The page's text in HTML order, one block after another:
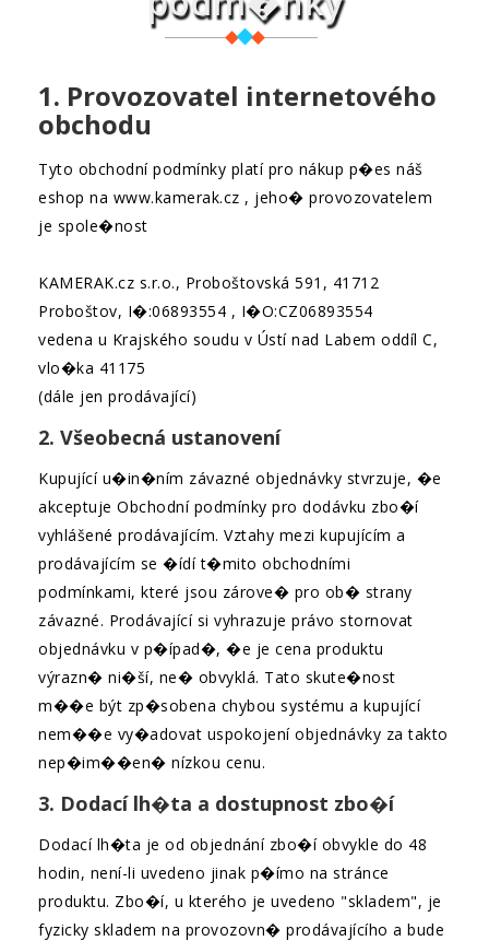
1. Provozovatel internetového
obchodu
Tyto obchodní podmínky platí pro nákup p�es náš
eshop na www.kamerak.cz , jeho� provozovatelem
je spole�nost
KAMERAK.cz s.r.o., Proboštovská 591, 41712
Proboštov, I�:06893554 , I�O:CZ06893554
vedena u Krajského soudu v Ústí nad Labem oddíl C,
vlo�ka 41175
(dále jen prodávající)
2. Všeobecná ustanovení
Kupující u�in�ním závazné objednávky stvrzuje, �e
akceptuje Obchodní podmínky pro dodávku zbo�í
vyhlášené prodávajícím. Vztahy mezi kupujícím a
prodávajícím se �ídí t�mito obchodními
podmínkami, které jsou zárove� pro ob� strany
závazné. Prodávající si vyhrazuje právo stornovat
objednávku v p�ípad�, �e je cena produktu
výrazn� ni�ší, ne� obvyklá. Tato skute�nost
m��e být zp�sobena chybou systému a kupující
nem��e vy�adovat uspokojení objednávky za takto
nep�im��en� nízkou cenu.
3. Dodací lh�ta a dostupnost zbo�í
Dodací lh�ta je od objednání zbo�í obvykle do 48
hodin, není-li uvedeno jinak p�ímo na stránce
produktu. Zbo�í, u kterého je uvedeno "skladem", je
fyzicky skladem na provozovn� prodávajícího a bude